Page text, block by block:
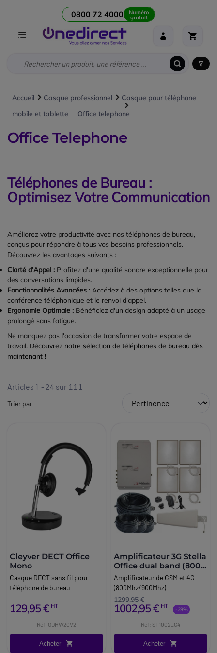
0800 72 4000 Numéro
gratuit
Accueil Casque professionnel
Casque pour téléphone
mobile et tablette
Office telephone
Office Telephone
Téléphones de Bureau :
Optimisez Votre Communication
Améliorez votre productivité avec nos téléphones de bureau,
conçus pour répondre à tous vos besoins professionnels.
Découvrez les avantages suivants :
Clarté d'Appel : Profitez d'une qualité sonore exceptionnelle pour
des conversations limpides.
Fonctionnalités Avancées : Accédez à des options telles que la
conférence téléphonique et le renvoi d'appel.
Ergonomie Optimale : Bénéficiez d'un design adapté à un usage
prolongé sans fatigue.
Ne manquez pas l'occasion de transformer votre espace de
travail. Découvrez notre sélection de téléphones de bureau dès
maintenant !
Articles 1 - 24 sur 111
Trier par
Cleyver DECT Office
Mono
Casque DECT sans fil pour
téléphone de bureau
129,95 € HT
Réf: ODHW20V2
Acheter
Amplificateur 3G Stella
Office dual band (800-
900 Mhz)
Amplificateur de GSM et 4G
(800Mhz/900Mhz)
1299,95 €
1002,95 € HT -23%
Réf: ST1002LG4
Acheter